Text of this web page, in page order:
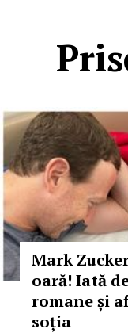
Mark
oară! Iată
romane și
soția